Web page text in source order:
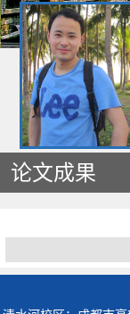
论文成果